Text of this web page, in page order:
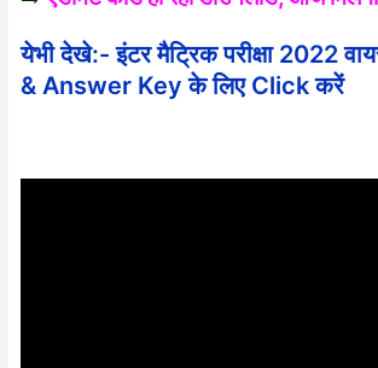
येभी देखे:- इंटर मैट्रिक परीक्षा 2022
& Answer Key के लिए Click करें